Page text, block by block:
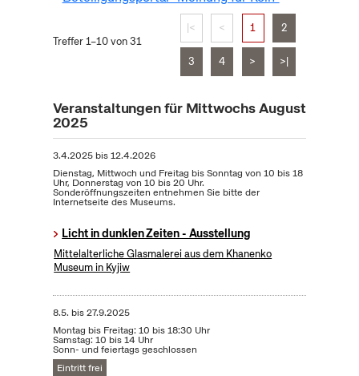
Treffer 1–10 von 31
|< < 1 2
3 4 > >|
Veranstaltungen für Mittwochs August
2025
3.4.2025bis12.4.2026
Dienstag, Mittwoch und Freitag bis Sonntag von 10 bis 18
Uhr, Donnerstag von 10 bis 20 Uhr.
Sonderöffnungszeiten entnehmen Sie bitte der
Internetseite des Museums.
Licht in dunklen Zeiten - Ausstellung
Mittelalterliche Glasmalerei aus dem Khanenko
Museum in Kyjiw
8.5. bis27.9.2025
Montag bis Freitag: 10 bis 18:30 Uhr
Samstag: 10 bis 14 Uhr
Sonn- und feiertags geschlossen
Eintritt frei